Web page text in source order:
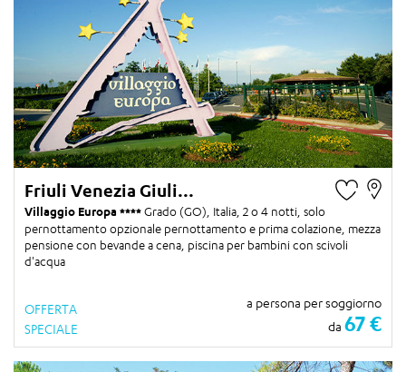
Friuli Venezia Giuli...
Villaggio Europa Grado (GO), Italia, 2 o 4 notti, solo
pernottamento opzionale pernottamento e prima colazione, mezza
pensione con bevande a cena, piscina per bambini con scivoli
d'acqua
OFFERTA
SPECIALE
a persona per soggiorno
da 67 €